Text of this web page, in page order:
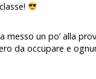
messo un po’ alla
da occupare e